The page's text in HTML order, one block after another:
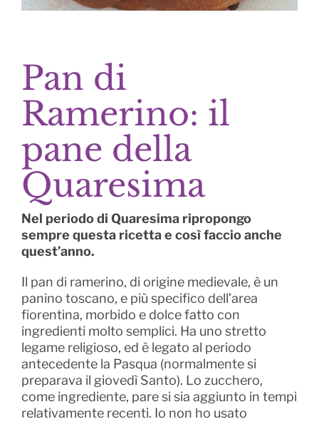
Pan di
Ramerino: il
pane della
Quaresima
Nel periodo di Quaresima ripropongo
sempre questa ricetta e così faccio anche
quest’anno.
Il pan di ramerino, di origine medievale, è un
panino toscano, e più specifico dell’area
fiorentina, morbido e dolce fatto con
ingredienti molto semplici. Ha uno stretto
legame religioso, ed è legato al periodo
antecedente la Pasqua (normalmente si
preparava il giovedì Santo). Lo zucchero,
come ingrediente, pare si sia aggiunto in tempi
relativamente recenti. Io non ho usato